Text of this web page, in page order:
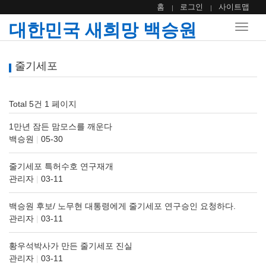
홈 로그인 사이트맵
Toggle
대한민국 새희망 백승원
줄기세포
Total 5건 1 페이지
1만년 잠든 맘모스를 깨운다
백승원 | 05-30
줄기세포 특허수호 연구재개
관리자 | 03-11
백승원 후보/ 노무현 대통령에게 줄기세포 연구승인 요청하다.
관리자 | 03-11
황우석박사가 만든 줄기세포 진실
관리자 | 03-11